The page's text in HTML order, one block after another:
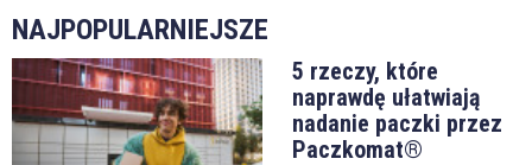
NAJPOPULARNIEJSZE
5 rzeczy, które
naprawdę ułatwiają
nadanie paczki przez
Paczkomat®